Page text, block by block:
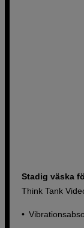
Stadig väska
Think Tank